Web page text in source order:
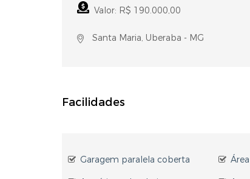
Valor: R$ 190.000,00
Santa Maria, Uberaba - MG
Facilidades
Garagem paralela coberta